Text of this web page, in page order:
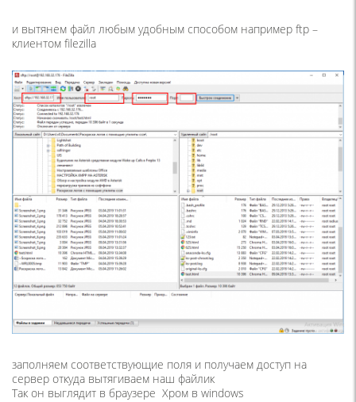
и вытянем файл любым удобным способом например ftp –
клиентом filezilla
заполняем соответствующие поля и получаем доступ на
сервер откуда вытягиваем наш файлик
Так он выглядит в браузере Хром в windows